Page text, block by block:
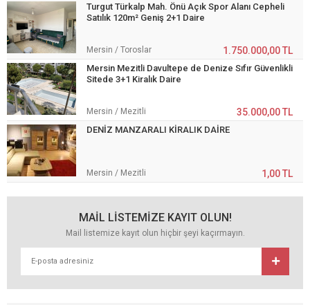
Turgut Türkalp Mah. Önü Açık Spor Alanı Cepheli
Satılık 120m² Geniş 2+1 Daire
Mersin / Toroslar 1.750.000,00 TL
Mersin Mezitli Davultepe de Denize Sıfır Güvenlikli
Sitede 3+1 Kiralık Daire
Mersin / Mezitli 35.000,00 TL
DENİZ MANZARALI KİRALIK DAİRE
Mersin / Mezitli 1,00 TL
MAİL LİSTEMİZE KAYIT OLUN!
Mail listemize kayıt olun hiçbir şeyi kaçırmayın.